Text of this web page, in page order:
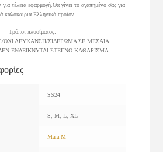
τέλεια εφαρμογή.Θα γίνει το αγαπημένο σας για
καλοκαίρια.Ελληνικό προϊόν.
Τρόποι πλυσίματος:
ΟΧΙ ΛΕΥΚΑΝΣΗ/ΣΙΔΕΡΩΜΑ ΣΕ ΜΕΣΑΙΑ
ΕΝΔΕΙΚΝΥΤΑΙ ΣΤΕΓΝΟ ΚΑΘΑΡΙΣΜΑ
SS24
S, M, L, XL
Mara-M